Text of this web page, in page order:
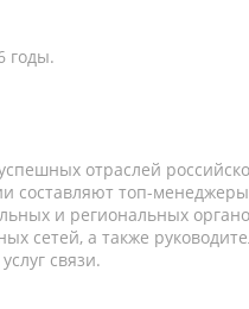
годы.
отраслей
составляют топ-
и региональных
сетей, а также
связи.